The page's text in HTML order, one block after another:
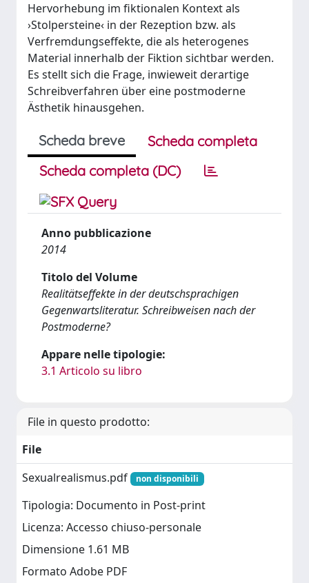
Hervorhebung im fiktionalen Kontext als
›Stolpersteine‹ in der Rezeption bzw. als
Verfremdungseffekte, die als heterogenes
Material innerhalb der Fiktion sichtbar werden.
Es stellt sich die Frage, inwieweit derartige
Schreibverfahren über eine postmoderne
Ästhetik hinausgehen.
Scheda breve
Scheda completa
Scheda completa (DC)
Anno pubblicazione
2014
Titolo del Volume
Realitätseffekte in der deutschsprachigen
Gegenwartsliteratur. Schreibweisen nach der
Postmoderne?
Appare nelle tipologie:
3.1 Articolo su libro
File in questo prodotto:
File
Sexualrealismus.pdf
non disponibili
Tipologia: Documento in Post-print
Licenza: Accesso chiuso-personale
Dimensione 1.61 MB
Formato Adobe PDF